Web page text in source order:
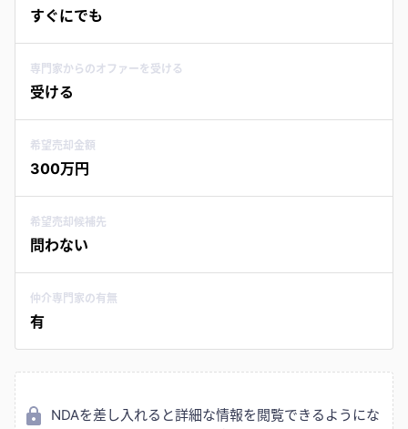
すぐにでも
専門家からのオファーを受ける
受ける
希望売却金額
300万円
希望売却候補先
問わない
仲介専門家の有無
有
NDAを差し入れると詳細な情報を閲覧できるようにな